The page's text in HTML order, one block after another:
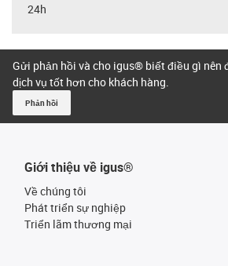
24h
Gửi phản hồi và cho igus® biết điều gì nên
dịch vụ tốt hơn cho khách hàng.
Phản hồi
Giới thiệu về igus®
Về chúng tôi
Phát triển sự nghiệp
Triển lãm thương mại